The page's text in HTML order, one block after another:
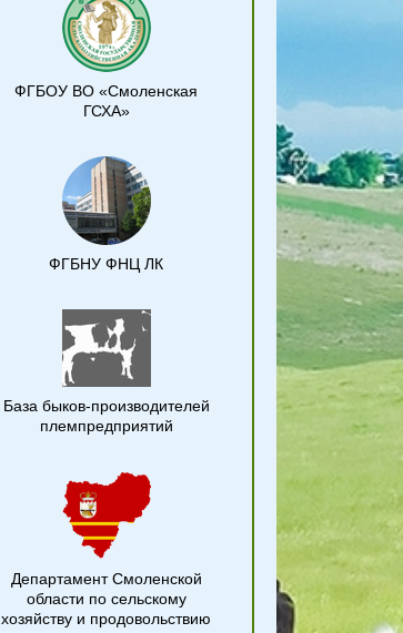
ФГБОУ ВО «Смоленская
ГСХА»
ФГБНУ ФНЦ ЛК
База быков-производителей
племпредприятий
Департамент Смоленской
области по сельскому
хозяйству и продовольствию